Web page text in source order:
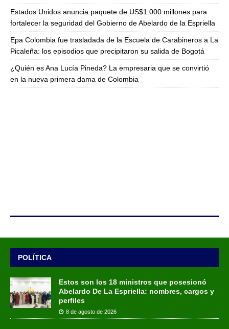
Estados Unidos anuncia paquete de US$1.000 millones para
fortalecer la seguridad del Gobierno de Abelardo de la Espriella
Epa Colombia fue trasladada de la Escuela de Carabineros a La
Picaleña: los episodios que precipitaron su salida de Bogotá
¿Quién es Ana Lucía Pineda? La empresaria que se convirtió
en la nueva primera dama de Colombia
POLÍTICA
Estos son los 18 ministros que posesionó
Abelardo De La Espriella: nombres, cargos y
perfiles
8 de agosto de 2026